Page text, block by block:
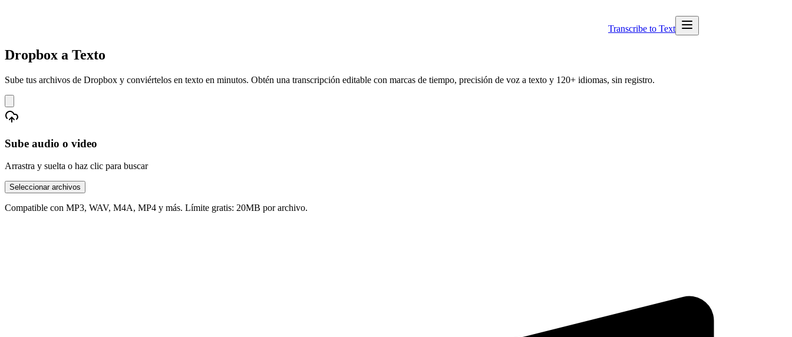
Transcribe to Text
Dropbox a Texto
Sube tus archivos de Dropbox y conviértelos en texto en minutos. Obtén una transcripción editable con marcas de tiempo, precisión de voz a texto y 120+ idiomas, sin registro.
Sube audio o video
Arrastra y suelta o haz clic para buscar
Seleccionar archivos
Compatible con MP3, WAV, M4A, MP4 y más. Límite gratis: 20MB por archivo.